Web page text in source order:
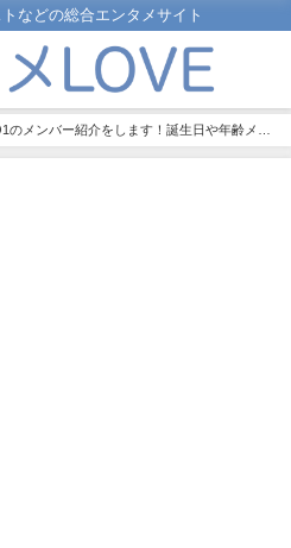
などの総合エンタメサイト
のメンバー紹介をします！誕生日や年齢メン
く！